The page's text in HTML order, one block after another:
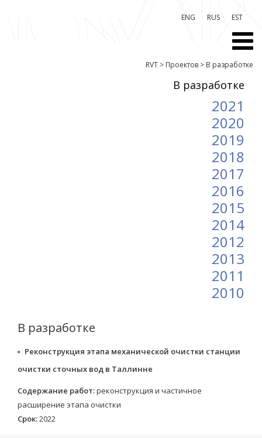
ENG RUS EST
RVT > Проектов > B разработке
B разработке
2021
2020
2019
2018
2017
2016
2015
2014
2012
2013
2011
2010
B разработке
Реконструкция этапа механической очистки станции
очистки сточных вод в Таллинне
Содержание работ:реконструкция и частичное
расширение этапа очистки
Срок:2022